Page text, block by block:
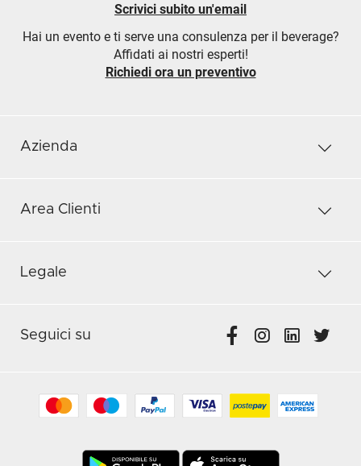
Scrivici subito un'email
Hai un evento e ti serve una consulenza per il beverage?
Affidati ai nostri esperti!
Richiedi ora un preventivo
Azienda
Area Clienti
Legale
Seguici su